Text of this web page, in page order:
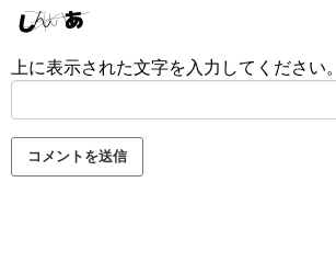
上に表示された文字を入力してください。